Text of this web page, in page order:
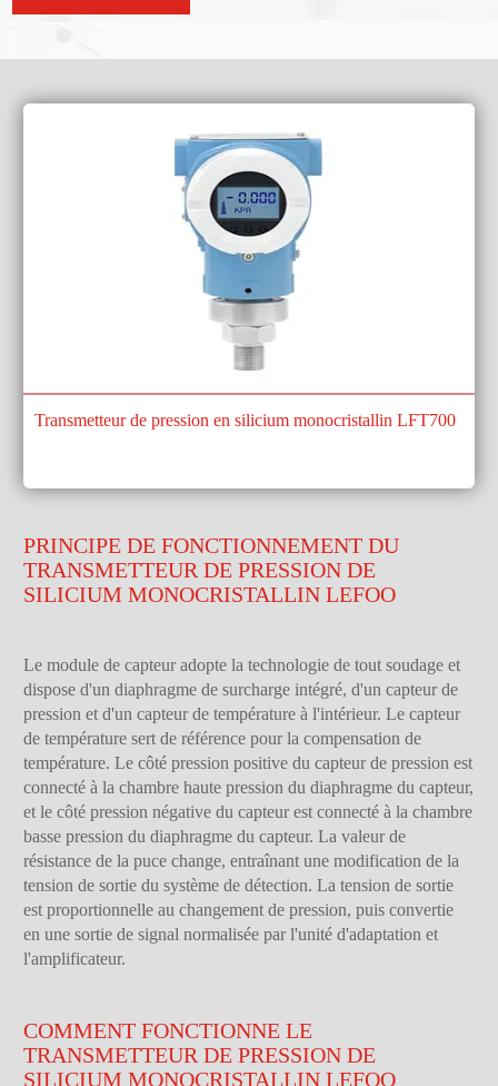
Transmetteur de pression en silicium monocristallin LFT700
PRINCIPE DE FONCTIONNEMENT DU
TRANSMETTEUR DE PRESSION DE
SILICIUM MONOCRISTALLIN LEFOO
Le module de capteur adopte la technologie de tout soudage et
dispose d'un diaphragme de surcharge intégré, d'un capteur de
pression et d'un capteur de température à l'intérieur. Le capteur
de température sert de référence pour la compensation de
température. Le côté pression positive du capteur de pression est
connecté à la chambre haute pression du diaphragme du capteur,
et le côté pression négative du capteur est connecté à la chambre
basse pression du diaphragme du capteur. La valeur de
résistance de la puce change, entraînant une modification de la
tension de sortie du système de détection. La tension de sortie
est proportionnelle au changement de pression, puis convertie
en une sortie de signal normalisée par l'unité d'adaptation et
l'amplificateur.
COMMENT FONCTIONNE LE
TRANSMETTEUR DE PRESSION DE
SILICIUM MONOCRISTALLIN LEFOO